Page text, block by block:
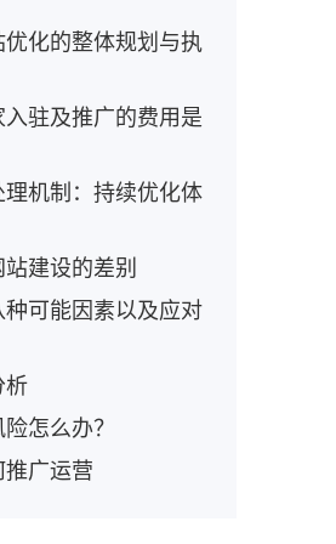
化的整体规划与执
驻及推广的费用是
机制：持续优化体
建设的差别
种可能因素以及应对
析
怎么办？
广运营